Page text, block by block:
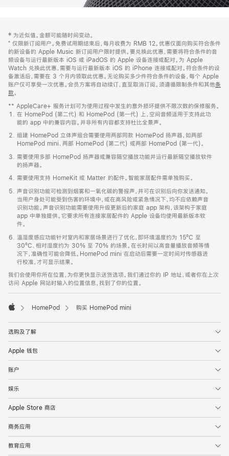
页
页
脚
注
‡ 为近似值。金额可能随时间变动。
⁺ 仅限新订阅用户。免费试用期结束后，每月收费为 RMB 12。优惠仅面向购买符合条件
的新设备的 Apple Music 新订阅用户限时提供。要兑换此优惠，需要将符合条件的音
频设备与运行最新版本 iOS 或 iPadOS 的 Apple 设备连接或配对。为 Apple
Watch 兑换此优惠，需要与运行最新版本 iOS 的 iPhone 连接或配对。符合条件的设
备激活后，需要在 3 个月内领取此优惠。无论购买多少件符合条件的设备，每个 Apple
账户仅可享受一次优惠。会员方案将自动续订，直至取消订阅。须遵循限制条件和其他条
款。
窗
口
中
打
开)
** AppleCare+ 服务计划可为使用过程中发生的意外损坏提供不限次数的保修服务。
在 HomePod (第二代) 和 HomePod (第一代) 上，空间音频适用于支持此功
能的 app 中的兼容内容。并非所有内容都支持杜比全景声。
组建 HomePod 立体声组合需要使用两部同款 HomePod 扬声器，如两部
HomePod mini、两部 HomePod (第二代) 或两部 HomePod (第一代)。
需要使用多部 HomePod 扬声器或兼容隔空播放功能并运行最新隔空播放软件
的扬声器。
需要使用支持 HomeKit 或 Matter 的配件。智能家居配件需单独购买。
声音识别功能可检测到烟雾和一氧化碳的警报声，并可在识别后向你发送通知。
当用户身处可能受到伤害的环境中，或在高风险或紧急情况下，均不应依赖声音
识别功能。声音识别功能需要使用升级更新后的家庭 app 架构，该架构于家庭
app 中单独提供。它要求所有连接家居配件的 Apple 设备均使用最新版本软
件。
温湿度感应功能针对室内和家居场景进行了优化，即环境温度约为 15ºC 至
30ºC、相对湿度约为 30% 至 70% 的场景。在长时间以高音量播放音频等情
况下，准确性可能会降低。HomePod mini 在启动后需要一定时间对传感器进
行校准，才可显示结果。
我们会使用你所在位置，为你更快显示送货选项。我们通过你的 IP 地址，或者你在上次
访问 Apple 网站时输入的位置信息，找到了你的位置。
HomePod 购买 HomePod mini
选购及了解
Apple 钱包
账户
娱乐
Apple Store 商店
商务应用
教育应用